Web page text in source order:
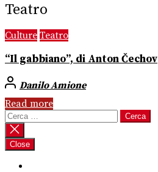
Teatro
Culture Teatro
“Il gabbiano”, di Anton Čechov
Danilo Amione
Read more
Ricerca
per:
Close